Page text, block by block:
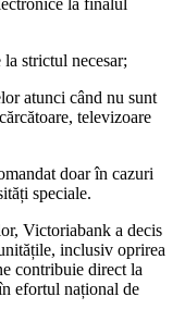
strictul necesar;
atunci când nu sunt
televizoare
doar în cazuri
speciale.
Victoriabank a decis
inclusiv oprirea
contribuie direct la
efortul național de